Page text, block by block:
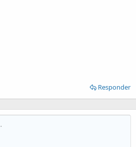
Responder